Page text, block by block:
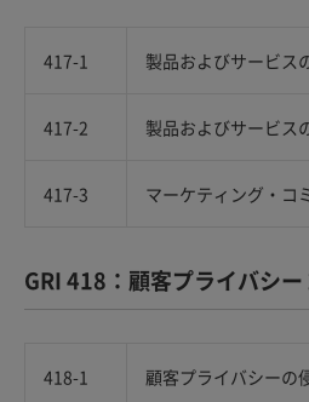
417-1 製品およびサービス
417-2 製品およびサービス
417-3 マーケティング・コ
GRI 418：顧客プライバシ
418-1 顧客プライバシーの